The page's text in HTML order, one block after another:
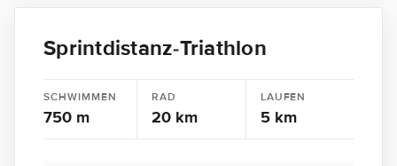
Sprintdistanz-Triathlon
SCHWIMMEN
750 m
RAD
20 km
LAUFEN
5 km